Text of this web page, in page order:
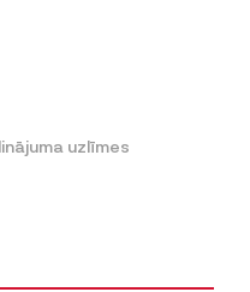
uzlīmes